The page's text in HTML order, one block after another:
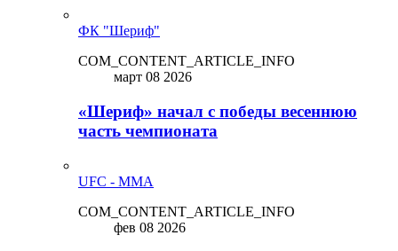
ФК "Шериф"
COM_CONTENT_ARTICLE_INFO
март 08 2026
«Шериф» начал с победы весеннюю
часть чемпионата
UFC - MMA
COM_CONTENT_ARTICLE_INFO
фев 08 2026